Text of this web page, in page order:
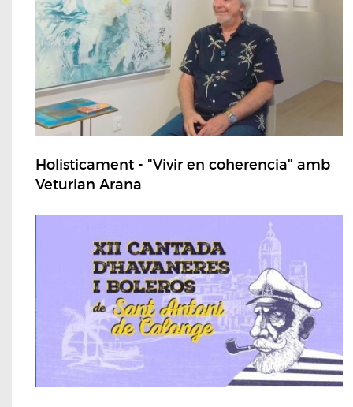
Holisticament - "Vivir en coherencia" amb
Veturian Arana